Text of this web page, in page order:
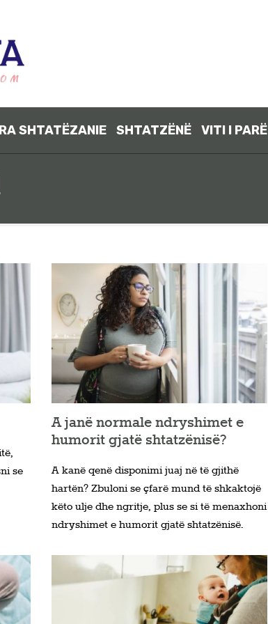
SHTATËZANIE SHTATZËNË VITI I PARË
SHTATËZANI
E
VITI I PARË
KONTAKT
se
A janë normale ndryshimet e
humorit gjatë shtatzënisë?
A kanë qenë disponimi juaj në të gjithë
hartën? Zbuloni se çfarë mund të shkaktojë
këto ulje dhe ngritje, plus se si të menaxhoni
ndryshimet e humorit gjatë shtatzënisë.